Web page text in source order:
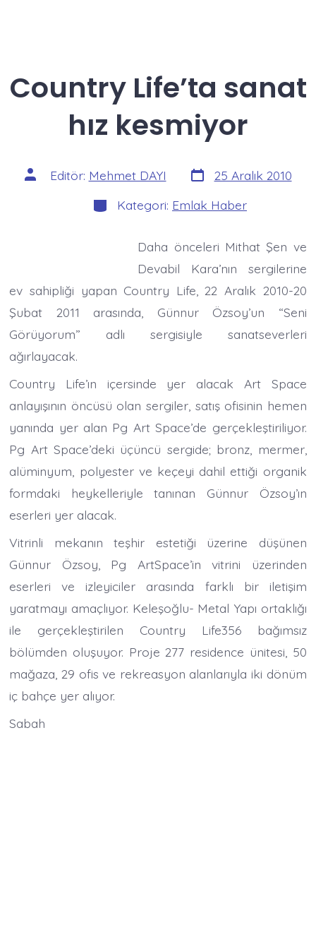
Country Life’ta sanat
hız kesmiyor
Yazının
yazarı
Editör: Mehmet DAYI Yazı
tarihi
25 Aralık 2010
Kategoriler
Kategori: Emlak Haber
Daha önceleri Mithat Şen ve
Devabil Kara’nın sergilerine
ev sahipliği yapan Country Life, 22 Aralık 2010-20
Şubat 2011 arasında, Günnur Özsoy’un “Seni
Görüyorum” adlı sergisiyle sanatseverleri
ağırlayacak.
Country Life’ın içersinde yer alacak Art Space
anlayışının öncüsü olan sergiler, satış ofisinin hemen
yanında yer alan Pg Art Space’de gerçekleştiriliyor.
Pg Art Space’deki üçüncü sergide; bronz, mermer,
alüminyum, polyester ve keçeyi dahil ettiği organik
formdaki heykelleriyle tanınan Günnur Özsoy’ın
eserleri yer alacak.
Vitrinli mekanın teşhir estetiği üzerine düşünen
Günnur Özsoy, Pg ArtSpace’in vitrini üzerinden
eserleri ve izleyiciler arasında farklı bir iletişim
yaratmayı amaçlıyor. Keleşoğlu- Metal Yapı ortaklığı
ile gerçekleştirilen Country Life356 bağımsız
bölümden oluşuyor. Proje 277 residence ünitesi, 50
mağaza, 29 ofis ve rekreasyon alanlarıyla iki dönüm
iç bahçe yer alıyor.
Sabah